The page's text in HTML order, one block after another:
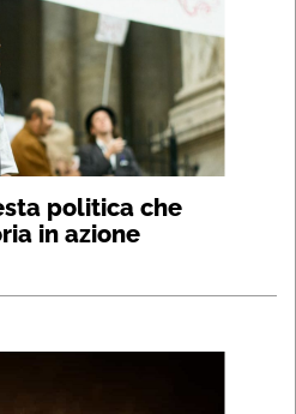
politica che
in azione